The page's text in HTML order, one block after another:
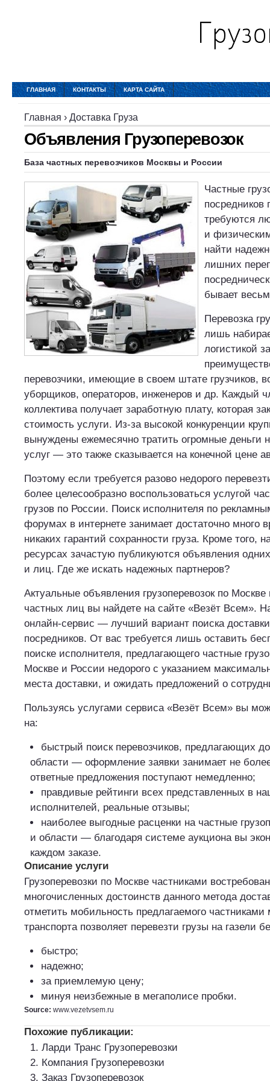
ГЛАВНАЯ КОНТАКТЫ КАРТА САЙТА
Главная › Доставка Груза
Объявления Грузоперевозок
База частных перевозчиков Москвы и России
Частные
посредников
требуются
и
найти
лишних
бывает
Перевозка
лишь
логистикой
перевозчики, имеющие в своем штате грузчиков,
уборщиков, операторов, инженеров и др. Каждый
коллектива получает заработную плату, которая
стоимость услуги. Из-за высокой конкуренции
вынуждены ежемесячно тратить огромные деньги
услуг — это также сказывается на конечной цене
Поэтому если требуется разово недорого
более целесообразно воспользоваться услугой
грузов по России. Поиск исполнителя по
форумах в интернете занимает достаточно много
никаких гарантий сохранности груза. Кроме того,
ресурсах зачастую публикуются объявления
и лиц. Где же искать надежных партнеров?
Актуальные объявления грузоперевозок по Москве
частных лиц вы найдете на сайте «Везёт Всем».
онлайн-сервис — лучший вариант поиска
посредников. От вас требуется лишь оставить
поиске исполнителя, предлагающего частные
Москве и России недорого с указанием
места доставки, и ожидать предложений о
Пользуясь услугами сервиса «Везёт Всем» вы
на:
быстрый поиск перевозчиков, предлагающих
области — оформление заявки занимает не
ответные предложения поступают немедленно;
правдивые рейтинги всех представленных в
исполнителей, реальные отзывы;
наиболее выгодные расценки на частные
и области — благодаря системе аукциона вы
каждом заказе.
Описание услуги
Грузоперевозки по Москве частниками
многочисленных достоинств данного метода
отметить мобильность предлагаемого частниками
транспорта позволяет перевезти грузы на газели
быстро;
надежно;
за приемлемую цену;
минуя неизбежные в мегаполисе пробки.
Source: www.vezetvsem.ru
Похожие публикации:
Ларди Транс Грузоперевозки
Компания Грузоперевозки
Заказ Грузоперевозок